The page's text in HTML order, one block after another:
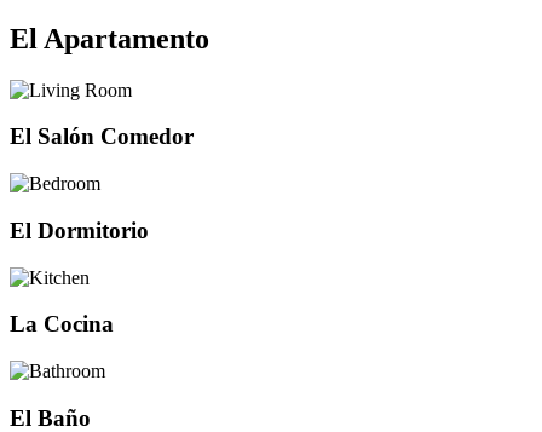
El Apartamento
El Salón Comedor
El Dormitorio
La Cocina
El Baño